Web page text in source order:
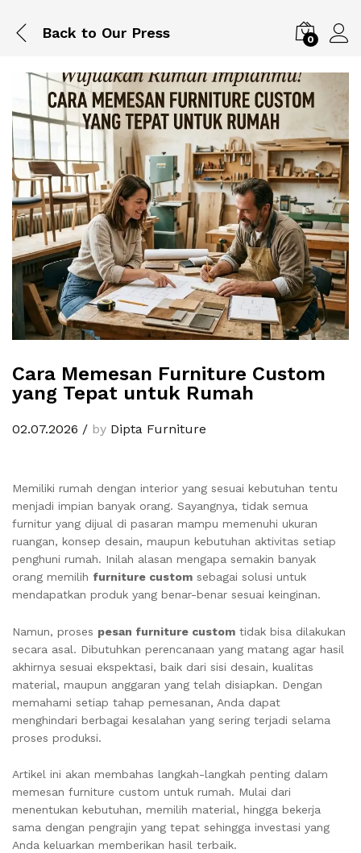
Back to Our Press 0
Cara Memesan Furniture Custom
yang Tepat untuk Rumah
02.07.2026 / by Dipta Furniture
Memiliki rumah dengan interior yang sesuai kebutuhan tentu
menjadi impian banyak orang. Sayangnya, tidak semua
furnitur yang dijual di pasaran mampu memenuhi ukuran
ruangan, konsep desain, maupun kebutuhan aktivitas setiap
penghuni rumah. Inilah alasan mengapa semakin banyak
orang memilih furniture custom sebagai solusi untuk
mendapatkan produk yang benar-benar sesuai keinginan.
Namun, proses pesan furniture custom tidak bisa dilakukan
secara asal. Dibutuhkan perencanaan yang matang agar hasil
akhirnya sesuai ekspektasi, baik dari sisi desain, kualitas
material, maupun anggaran yang telah disiapkan. Dengan
memahami setiap tahap pemesanan, Anda dapat
menghindari berbagai kesalahan yang sering terjadi selama
proses produksi.
Artikel ini akan membahas langkah-langkah penting dalam
memesan furniture custom untuk rumah. Mulai dari
menentukan kebutuhan, memilih material, hingga bekerja
sama dengan pengrajin yang tepat sehingga investasi yang
Anda keluarkan memberikan hasil terbaik.